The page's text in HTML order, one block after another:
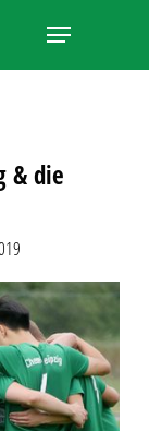
Menu
& die
Close